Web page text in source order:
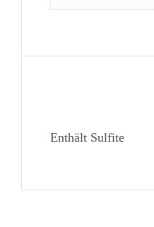
Enthält Sulfite